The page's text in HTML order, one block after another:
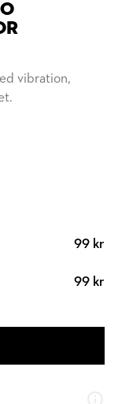
vibration,
99 kr
99 kr